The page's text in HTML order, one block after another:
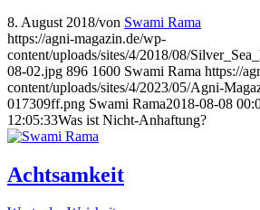
8. August 2018/von Swami Rama
https://agni-magazin.de/wp-
content/uploads/sites/4/2018/08/
08-02.jpg 896 1600 Swami Rama https://
content/uploads/sites/4/2023/05/Agni-
017309ff.png Swami Rama2018-08-08
12:05:33Was ist Nicht-Anhaftung?
Achtsamkeit